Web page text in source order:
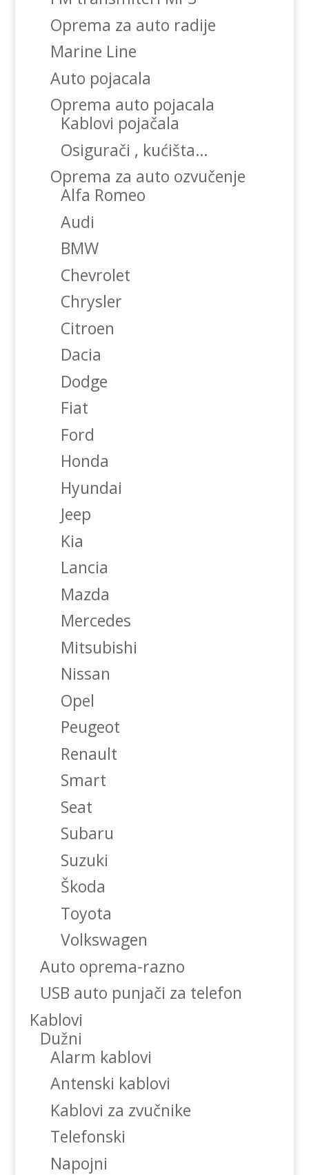
Oprema za auto radije
Marine Line
Auto pojacala
Oprema auto pojacala
Kablovi pojačala
Osigurači , kućišta…
Oprema za auto ozvučenje
Alfa Romeo
Audi
BMW
Chevrolet
Chrysler
Citroen
Dacia
Dodge
Fiat
Ford
Honda
Hyundai
Jeep
Kia
Lancia
Mazda
Mercedes
Mitsubishi
Nissan
Opel
Peugeot
Renault
Smart
Seat
Subaru
Suzuki
Škoda
Toyota
Volkswagen
Auto oprema-razno
USB auto punjači za telefon
Kablovi
Dužni
Alarm kablovi
Antenski kablovi
Kablovi za zvučnike
Telefonski
Napojni